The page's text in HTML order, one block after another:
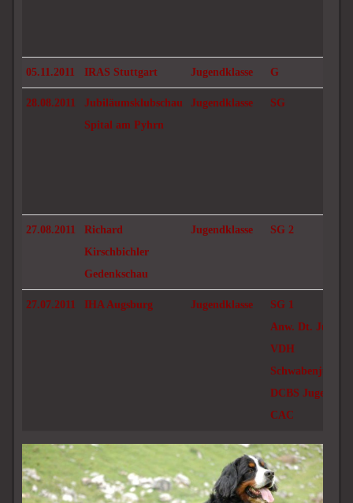
05.11.2011 IRAS Stuttgart Jugendklasse G
28.08.2011
Jubiläumsklubschau
Spital am Pyhrn
Jugendklasse SG
27.08.2011
Richard
Kirschbichler
Gedenkschau
Jugendklasse SG 2
27.07.2011 IHA Augsburg Jugendklasse
SG 1
Anw. Dt. Jug.
VDH
DCBS Jugend
CAC